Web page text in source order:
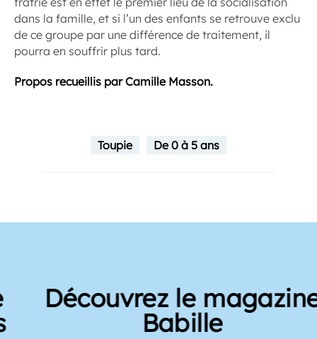
dans la famille, et si l’un des enfants se retrouve exclu
de ce groupe par une différence de traitement, il
pourra en souffrir plus tard.
Propos recueillis par Camille Masson.
Toupie De 0 à 5 ans
Découvrez le magazine
Babille